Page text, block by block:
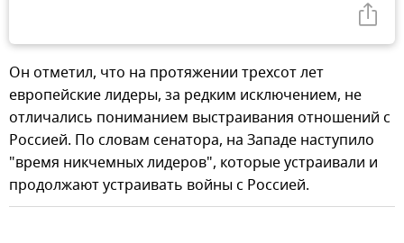
Он отметил, что на протяжении трехсот лет
европейские лидеры, за редким исключением, не
отличались пониманием выстраивания отношений с
Россией. По словам сенатора, на Западе наступило
"время никчемных лидеров", которые устраивали и
продолжают устраивать войны с Россией.